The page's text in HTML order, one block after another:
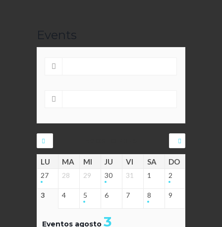
Events
LU MA MI JU VI SA DO
27 28 29 30 31 1 2
3 4 5 6 7 8 9
Eventos agosto 3